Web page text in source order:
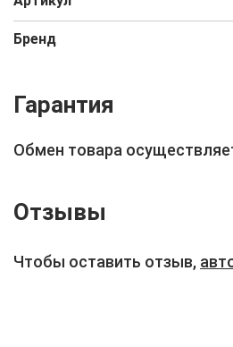
Бренд
Гарантия
Обмен товара
Отзывы
Чтобы оставить отзыв,